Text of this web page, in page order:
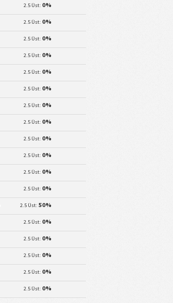
2.5 Üst: 0%
2.5 Üst: 0%
2.5 Üst: 0%
2.5 Üst: 0%
2.5 Üst: 0%
2.5 Üst: 0%
2.5 Üst: 0%
2.5 Üst: 0%
2.5 Üst: 0%
2.5 Üst: 0%
2.5 Üst: 0%
2.5 Üst: 0%
2.5 Üst: 50%
2.5 Üst: 0%
2.5 Üst: 0%
2.5 Üst: 0%
2.5 Üst: 0%
2.5 Üst: 0%